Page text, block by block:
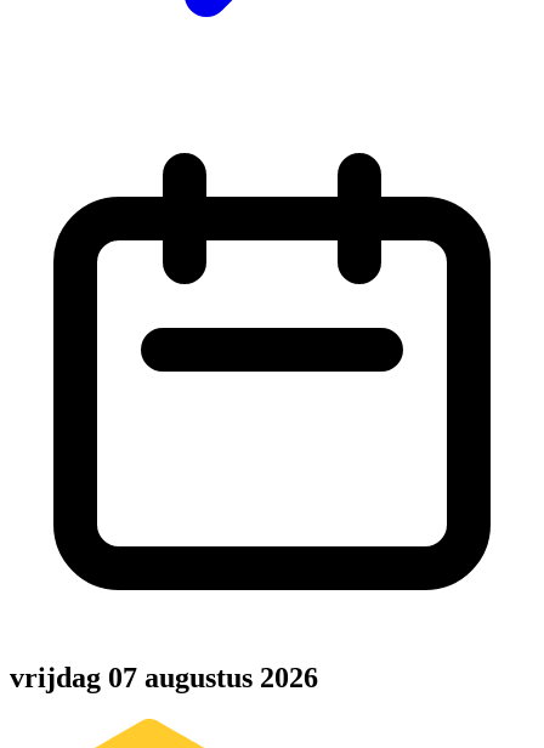
vrijdag 07 augustus 2026